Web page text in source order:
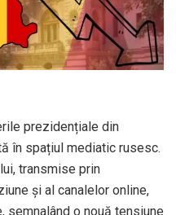
prezidențiale din
în spațiul mediatic rusesc.
transmise prin
și al canalelor online,
o nouă tensiune